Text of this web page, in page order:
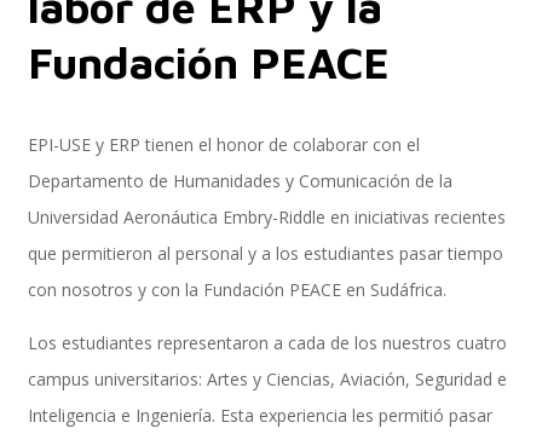
Implementación Employee Central Payroll
Learning and Development
Performance and Goals
Recruiting and Onboarding
Fundación PEACE
EPI-USE y ERP tienen el honor de colaborar con el
Departamento de Humanidades y Comunicación de la
Universidad Aeronáutica Embry-Riddle en iniciativas recientes
que permitieron al personal y a los estudiantes pasar tiempo
con nosotros y con la Fundación PEACE en Sudáfrica.
Los estudiantes representaron a cada de los nuestros cuatro
campus universitarios: Artes y Ciencias, Aviación, Seguridad e
Inteligencia e Ingeniería. Esta experiencia les permitió pasar